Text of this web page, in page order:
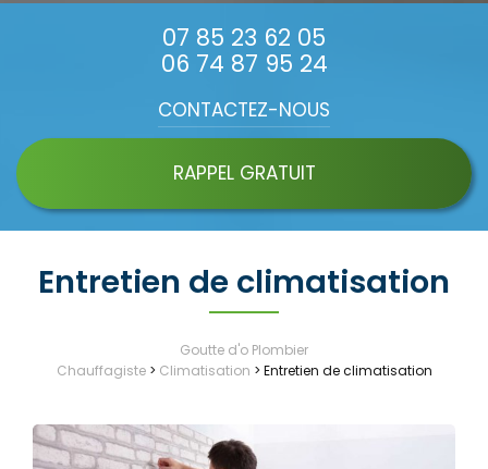
07 85 23 62 05
06 74 87 95 24
CONTACTEZ-NOUS
RAPPEL GRATUIT
Entretien de climatisation
Goutte d'o Plombier
Chauffagiste> Climatisation > Entretien de climatisation